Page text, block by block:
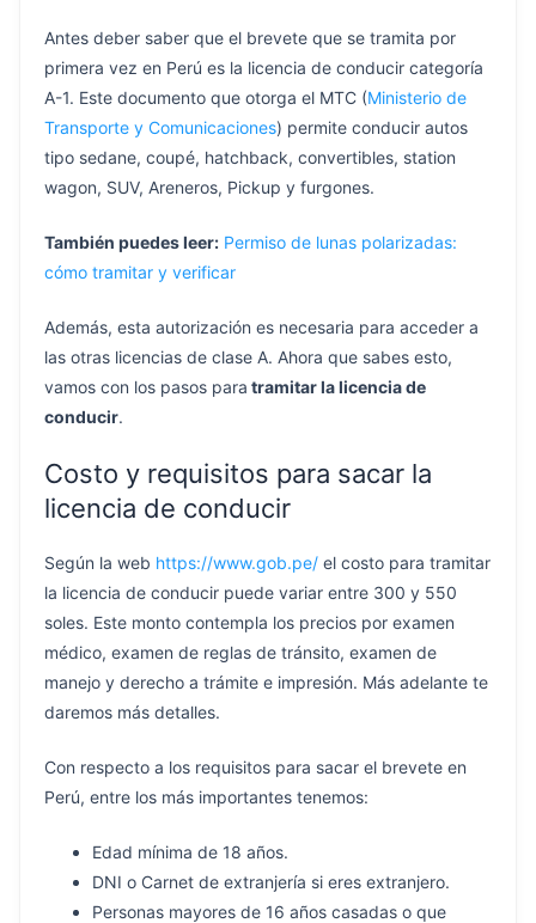
Antes deber saber que el brevete que se tramita por
primera vez en Perú es la licencia de conducir categoría
A-1. Este documento que otorga el MTC (Ministerio de
Transporte y Comunicaciones) permite conducir autos
tipo sedane, coupé, hatchback, convertibles, station
wagon, SUV, Areneros, Pickup y furgones.
También puedes leer: Permiso de lunas polarizadas:
cómo tramitar y verificar
Además, esta autorización es necesaria para acceder a
las otras licencias de clase A. Ahora que sabes esto,
vamos con los pasos para tramitar la licencia de
conducir.
Costo y requisitos para sacar la
licencia de conducir
Según la web https://www.gob.pe/ el costo para tramitar
la licencia de conducir puede variar entre 300 y 550
soles. Este monto contempla los precios por examen
médico, examen de reglas de tránsito, examen de
manejo y derecho a trámite e impresión. Más adelante te
daremos más detalles.
Con respecto a los requisitos para sacar el brevete en
Perú, entre los más importantes tenemos:
Edad mínima de 18 años.
DNI o Carnet de extranjería si eres extranjero.
Personas mayores de 16 años casadas o que